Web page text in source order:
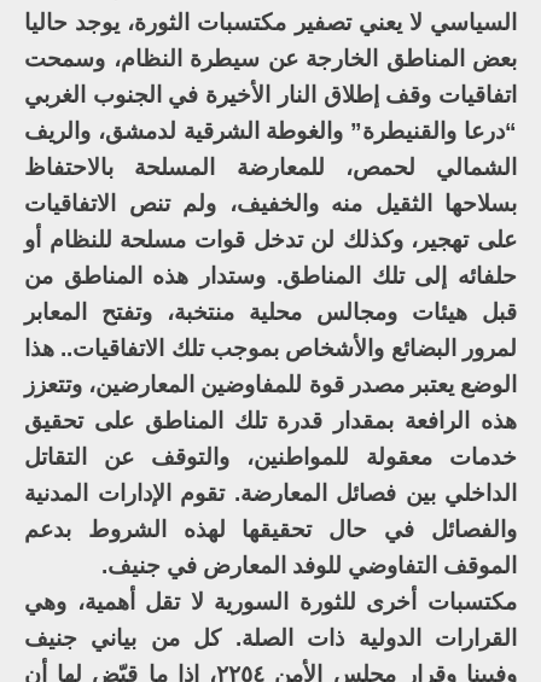
السياسي لا يعني تصفير مكتسبات الثورة، يوجد حاليا
بعض المناطق الخارجة عن سيطرة النظام، وسمحت
اتفاقيات وقف إطلاق النار الأخيرة في الجنوب الغربي
“درعا والقنيطرة” والغوطة الشرقية لدمشق، والريف
الشمالي لحمص، للمعارضة المسلحة بالاحتفاظ
بسلاحها الثقيل منه والخفيف، ولم تنص الاتفاقيات
على تهجير، وكذلك لن تدخل قوات مسلحة للنظام أو
حلفائه إلى تلك المناطق. وستدار هذه المناطق من
قبل هيئات ومجالس محلية منتخبة، وتفتح المعابر
لمرور البضائع والأشخاص بموجب تلك الاتفاقيات.. هذا
الوضع يعتبر مصدر قوة للمفاوضين المعارضين، وتتعزز
هذه الرافعة بمقدار قدرة تلك المناطق على تحقيق
خدمات معقولة للمواطنين، والتوقف عن التقاتل
الداخلي بين فصائل المعارضة. تقوم الإدارات المدنية
والفصائل في حال تحقيقها لهذه الشروط بدعم
الموقف التفاوضي للوفد المعارض في جنيف.
مكتسبات أخرى للثورة السورية لا تقل أهمية، وهي
القرارات الدولية ذات الصلة. كل من بياني جنيف
وفيينا وقرار مجلس الأمن ٢٢٥٤، إذا ما قيّض لها أن